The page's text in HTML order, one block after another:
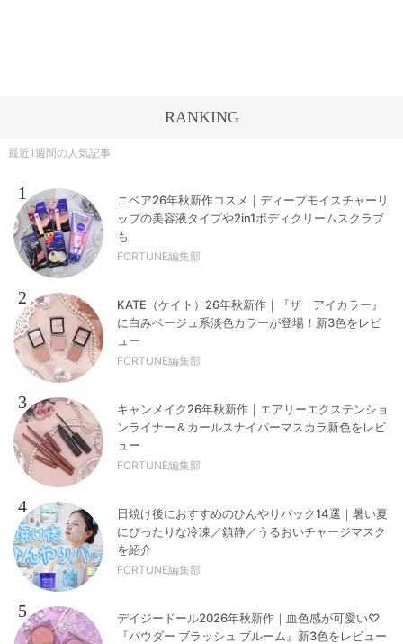
RANKING
最近1週間の人気記事
1
ニベア26年秋新作コスメ｜ディープモイスチャーリ
ップの美容液タイプや2in1ボディクリームスクラブ
も
FORTUNE編集部
2
KATE（ケイト）26年秋新作｜『ザ アイカラー』
に白みベージュ系淡色カラーが登場！新3色をレビ
ュー
FORTUNE編集部
3
キャンメイク26年秋新作｜エアリーエクステンショ
ンライナー＆カールスナイパーマスカラ新色をレビ
ュー
FORTUNE編集部
4
日焼け後におすすめのひんやりパック14選｜暑い夏
にぴったりな冷凍／鎮静／うるおいチャージマスク
を紹介
FORTUNE編集部
5
デイジードール2026年秋新作｜血色感が可愛い♡
『パウダー ブラッシュ ブルーム』新3色をレビュー